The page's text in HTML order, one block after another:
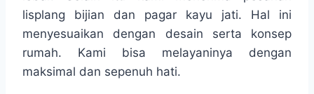
lisplang bijian dan pagar kayu jati. Hal ini
menyesuaikan dengan desain serta konsep
rumah. Kami bisa melayaninya dengan
maksimal dan sepenuh hati.